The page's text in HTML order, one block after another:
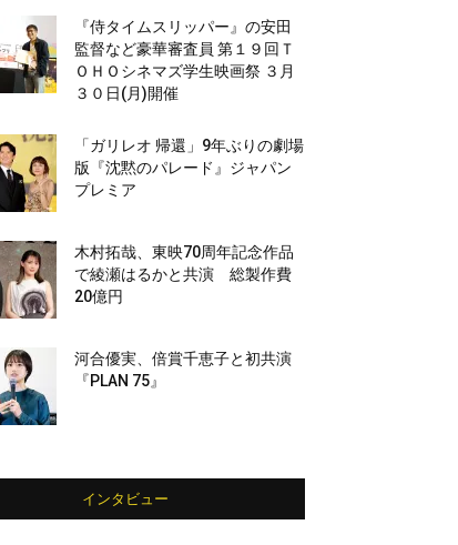
『侍タイムスリッパー』の安田
監督など豪華審査員 第１９回Ｔ
ＯＨＯシネマズ学生映画祭 ３月
３０日(月)開催
「ガリレオ 帰還」9年ぶりの劇場
版『沈黙のパレード』ジャパン
プレミア
木村拓哉、東映70周年記念作品
で綾瀬はるかと共演 総製作費
20億円
河合優実、倍賞千恵子と初共演
『PLAN 75』
インタビュー